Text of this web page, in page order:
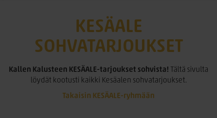
KESÄALE
SOHVATARJOUKSET
Kallen Kalusteen KESÄALE-tarjoukset sohvista!
Tältä sivulta
löydät kootusti kaikki Kesäalen sohvatarjoukset.
Takaisin KESÄALE-ryhmään